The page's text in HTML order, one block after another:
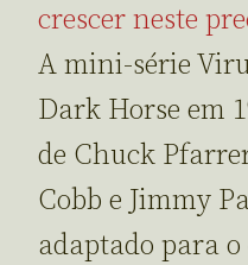
crescer neste
A mini-série
Dark Horse em
de Chuck
Cobb e Jimmy
adaptado para